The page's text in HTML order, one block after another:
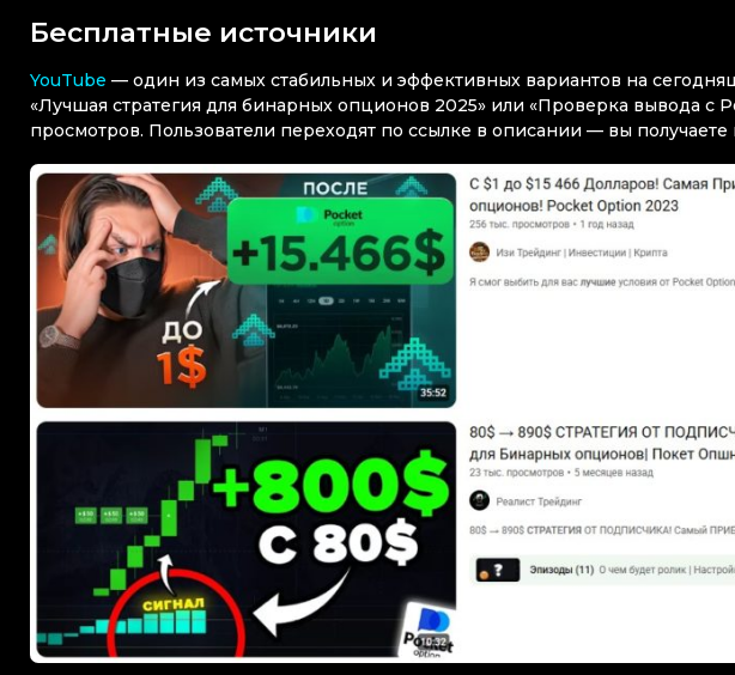
Бесплатные источники
YouTube — один из самых стабильных и эффективных вариантов на
«Лучшая стратегия для бинарных опционов 2025» или «Проверка вывода с
просмотров. Пользователи переходят по ссылке в описании — вы